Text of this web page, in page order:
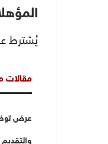
يُشترط
مقالات
والتقديم قبل